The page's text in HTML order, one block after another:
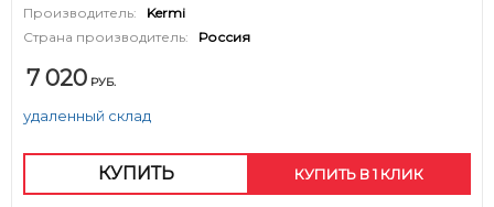
Производитель:
Kermi
Страна производитель:
Россия
7 020 РУБ.
удаленный склад
КУПИТЬ КУПИТЬ В 1 КЛИК